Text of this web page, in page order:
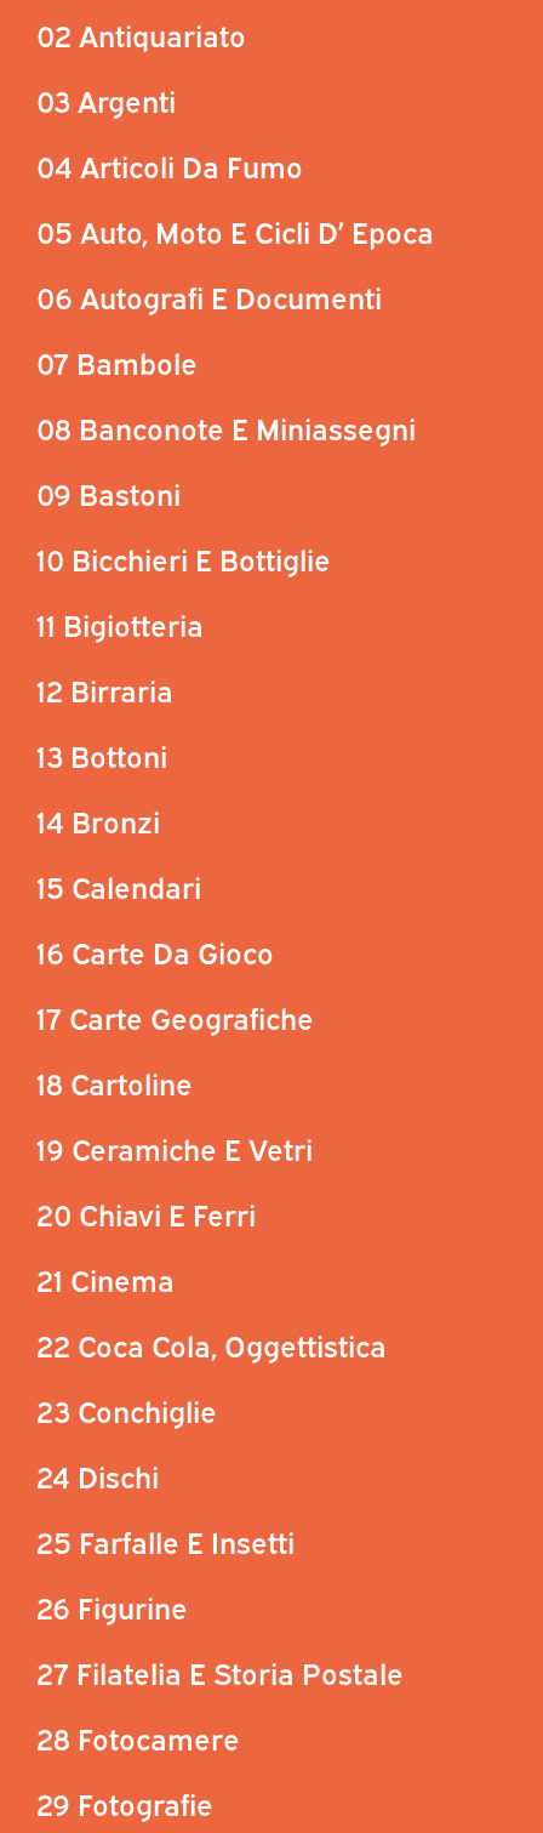
02 Antiquariato
03 Argenti
04 Articoli Da Fumo
05 Auto, Moto E Cicli D’ Epoca
06 Autografi E Documenti
07 Bambole
08 Banconote E Miniassegni
09 Bastoni
10 Bicchieri E Bottiglie
11 Bigiotteria
12 Birraria
13 Bottoni
14 Bronzi
15 Calendari
16 Carte Da Gioco
17 Carte Geografiche
18 Cartoline
19 Ceramiche E Vetri
20 Chiavi E Ferri
21 Cinema
22 Coca Cola, Oggettistica
23 Conchiglie
24 Dischi
25 Farfalle E Insetti
26 Figurine
27 Filatelia E Storia Postale
28 Fotocamere
29 Fotografie